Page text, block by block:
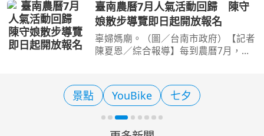
食、城市觀光與海島度假三種風格，整
理各自的路線特色與行前準
臺南農曆7月人氣活動回歸 陳守
娘散步導覽即日起開放報名
辜婦媽廟。（圖／台南市政府）【記者
陳夏恩／綜合報導】每到農曆7月，臺
「最堅強ㄟ節烈女魂『陳守娘』散步導
覽」，邀請民眾跟著專業
景點 YouBike 七夕